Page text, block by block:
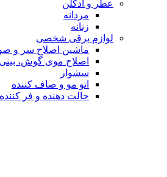
عطر و ادکلن
مردانه
زنانه
لوازم برقی شخصی
ماشین اصلاح سر و
اصلاح موی گوش، بینی
سشوار
اتو مو و صاف کننده
حالت دهنده و فر